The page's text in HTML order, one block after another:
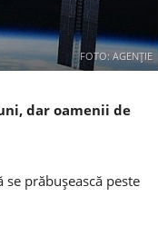
FOTO: AGENȚIE
dar oamenii de
prăbușească peste